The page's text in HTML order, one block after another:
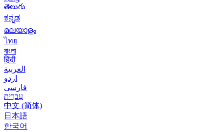
తెలుగు
ಕನ್ನಡ
മലയാളം
ไทย
বাংলা
हिंदी
العربية
اردو
فارسی
עִברִית
中文 (简体)
日本語
한국어